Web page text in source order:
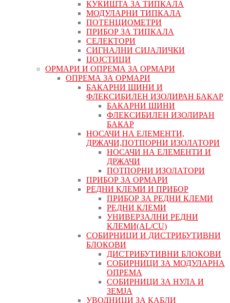
КУЌИШТА ЗА ТИПКАЛА
МОДУЛАРНИ ТИПКАЛА
ПОТЕНЦИОМЕТРИ
ПРИБОР ЗА ТИПКАЛА
СЕЛЕКТОРИ
СИГНАЛНИ СИЈАЛИЧКИ
ЏОЈСТИЦИ
ОРМАРИ И ОПРЕМА ЗА ОРМАРИ
ОПРЕМА ЗА ОРМАРИ
БАКАРНИ ШИНИ И
ФЛЕКСИБИЛЕН ИЗОЛИРАН БАКАР
БАКАРНИ ШИНИ
ФЛЕКСИБИЛЕН ИЗОЛИРАН
БАКАР
НОСАЧИ НА ЕЛЕМЕНТИ,
ДРЖАЧИ,ПОТПОРНИ ИЗОЛАТОРИ
НОСАЧИ НА ЕЛЕМЕНТИ И
ДРЖАЧИ
ПОТПОРНИ ИЗОЛАТОРИ
ПРИБОР ЗА ОРМАРИ
РЕДНИ КЛЕМИ И ПРИБОР
ПРИБОР ЗА РЕДНИ КЛЕМИ
РЕДНИ КЛЕМИ
УНИВЕРЗАЛНИ РЕДНИ
КЛЕМИ(AL/CU)
СОБИРНИЦИ И ДИСТРИБУТИВНИ
БЛОКОВИ
ДИСТРИБУТИВНИ БЛОКОВИ
СОБИРНИЦИ ЗА МОДУЛАРНА
ОПРЕМА
СОБИРНИЦИ ЗА НУЛА И
ЗЕМЈА
УВОДНИЦИ ЗА КАБЛИ